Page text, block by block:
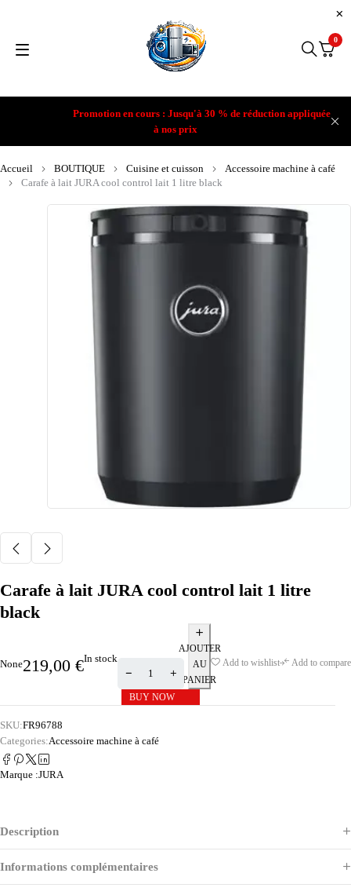
Promotion en cours : Jusqu'à 30 % de réduction appliquée
à nos prix
0
Accueil BOUTIQUE Cuisine et cuisson
Accessoire machine à café
Carafe à lait JURA cool control lait 1 litre black
Carafe à lait JURA cool control lait 1 litre
black
None219,00 €In stock
AJOUTER
AU
PANIER
BUY NOW
Add to wishlist Add to compare
SKU:FR96788
Categories:Accessoire machine à café
Marque :JURA
Description
Informations complémentaires